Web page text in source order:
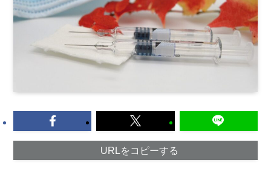
URLをコピーする